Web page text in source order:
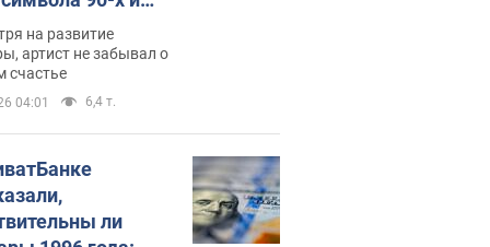
выглядят
на развитие
артист не забывал о
счастье
04:01 6,4 т.
ли